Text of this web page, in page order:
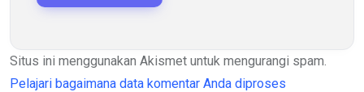
Situs ini menggunakan Akismet untuk mengurangi spam.
Pelajari bagaimana data komentar Anda diproses